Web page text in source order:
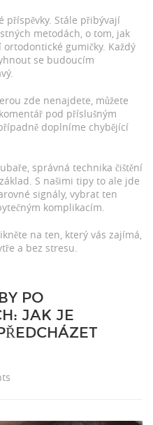
příspěvky. Stále přibývají
metodách, o tom, jak
gumičky. Každý
se budoucím
zde nenajdete, můžete
pod příslušným
doplníme chybějící
správná technika čištění
S našimi tipy to ale jde
signály, vybrat ten
komplikacím.
na ten, který vás zajímá,
a bez stresu.
PO
JAK JE